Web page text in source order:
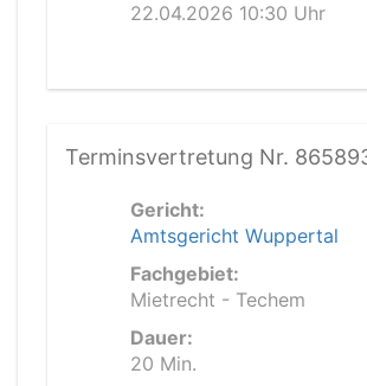
22.04.2026 10:30 Uhr
Terminsvertretung Nr.
Gericht:
Amtsgericht Wuppertal
Fachgebiet:
Mietrecht - Techem
Dauer:
20 Min.